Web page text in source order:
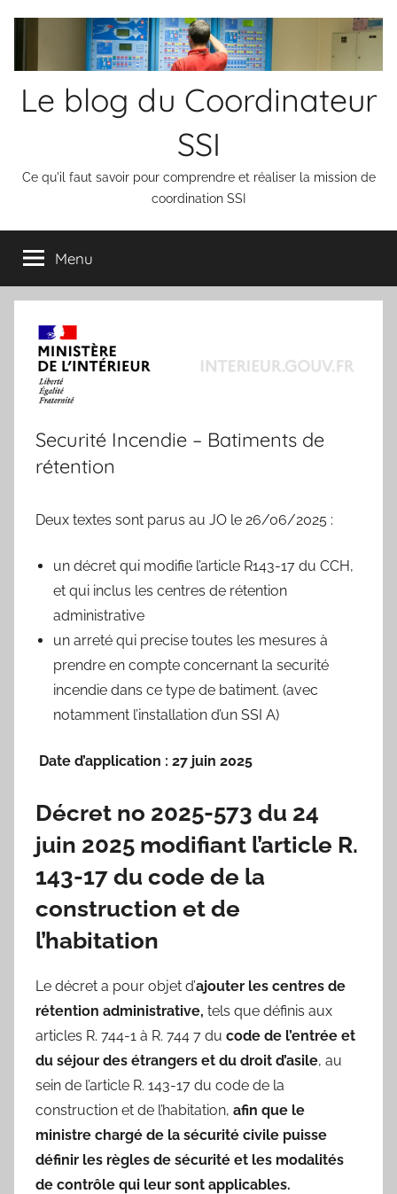
Le blog du Coordinateur
SSI
Ce qu'il faut savoir pour comprendre et réaliser la mission de
coordination SSI
Menu
Securité Incendie – Batiments de
rétention
Deux textes sont parus au JO le 26/06/2025 :
un décret qui modifie l’article R143-17 du CCH,
et qui inclus les centres de rétention
administrative
un arreté qui precise toutes les mesures à
prendre en compte concernant la securité
incendie dans ce type de batiment. (avec
notamment l’installation d’un SSI A)
Date d’application : 27 juin 2025
Décret no 2025-573 du 24
juin 2025 modifiant l’article R.
143-17 du code de la
construction et de
l’habitation
Le décret a pour objet d’ajouter les centres de
rétention administrative, tels que définis aux
articles R. 744-1 à R. 744 7 du code de l’entrée et
du séjour des étrangers et du droit d’asile, au
sein de l’article R. 143-17 du code de la
construction et de l’habitation, afin que le
ministre chargé de la sécurité civile puisse
définir les règles de sécurité et les modalités
de contrôle qui leur sont applicables.